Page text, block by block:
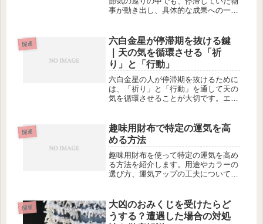
事が動き出し、具体的な成果への一歩
がもたらす開運エネルギーの特徴と、
運気を最大化する過ごし方を紹介しま
す。
開運
六白金星が停滞期を抜ける鍵
｜天の気を循環させる「祈
り」と「行動」
六白金星の人が停滞期を抜けるために
は、「祈り」と「行動」を通して天の
気を循環させることが大切です。エネ
開運
趣味用財布で特定の運気を高
める方法
趣味用財布を使って特定の運気を高め
る方法を紹介します。用途やカラーの
選び方、運気アップの工夫について詳
開運
大凶のおみくじを受けたらど
うする？遭遇した場合の対処